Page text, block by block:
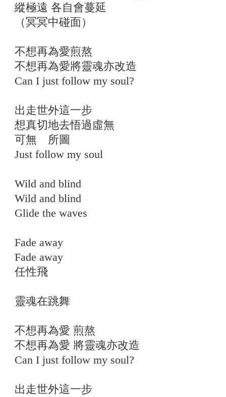
縱極遠 各自會蔓延
（冥冥中碰面）
不想再為愛煎熬
不想再為愛將靈魂亦改造
Can I just follow my soul?
出走世外這一步
想真切地去悟過虛無
可無 所圖
Just follow my soul
Wild and blind
Wild and blind
Glide the waves
Fade away
Fade away
任性飛
靈魂在跳舞
不想再為愛 煎熬
不想再為愛 將靈魂亦改造
Can I just follow my soul?
出走世外這一步